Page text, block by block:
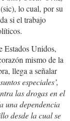
(sic), lo cual, por su
si el trabajo
Estados Unidos,
mismo de la
llega a señalar
especiales’,
las drogas en el
una dependencia
desde la cual se